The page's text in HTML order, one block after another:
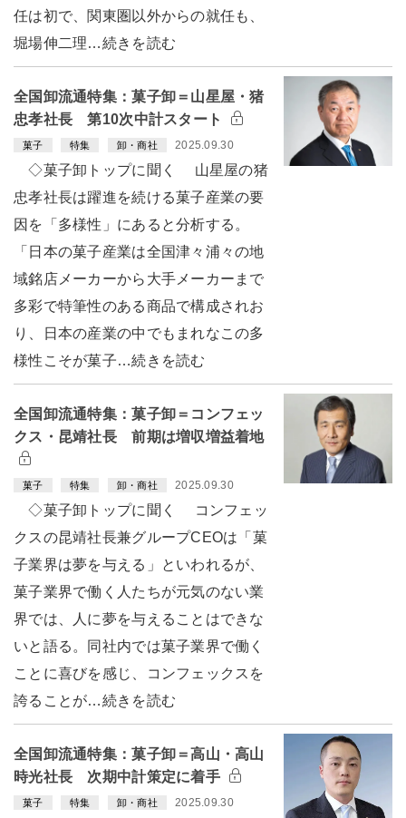
任は初で、関東圏以外からの就任も、
堀場伸二理…続きを読む
全国卸流通特集：菓子卸＝山星屋・猪
忠孝社長 第10次中計スタート
菓子 特集 卸・商社 2025.09.30
◇菓子卸トップに聞く 山星屋の猪
忠孝社長は躍進を続ける菓子産業の要
因を「多様性」にあると分析する。
「日本の菓子産業は全国津々浦々の地
域銘店メーカーから大手メーカーまで
多彩で特筆性のある商品で構成されお
り、日本の産業の中でもまれなこの多
様性こそが菓子…続きを読む
全国卸流通特集：菓子卸＝コンフェッ
クス・昆靖社長 前期は増収増益着地
菓子 特集 卸・商社 2025.09.30
◇菓子卸トップに聞く コンフェッ
クスの昆靖社長兼グループCEOは「菓
子業界は夢を与える」といわれるが、
菓子業界で働く人たちが元気のない業
界では、人に夢を与えることはできな
いと語る。同社内では菓子業界で働く
ことに喜びを感じ、コンフェックスを
誇ることが…続きを読む
全国卸流通特集：菓子卸＝高山・高山
時光社長 次期中計策定に着手
菓子 特集 卸・商社 2025.09.30